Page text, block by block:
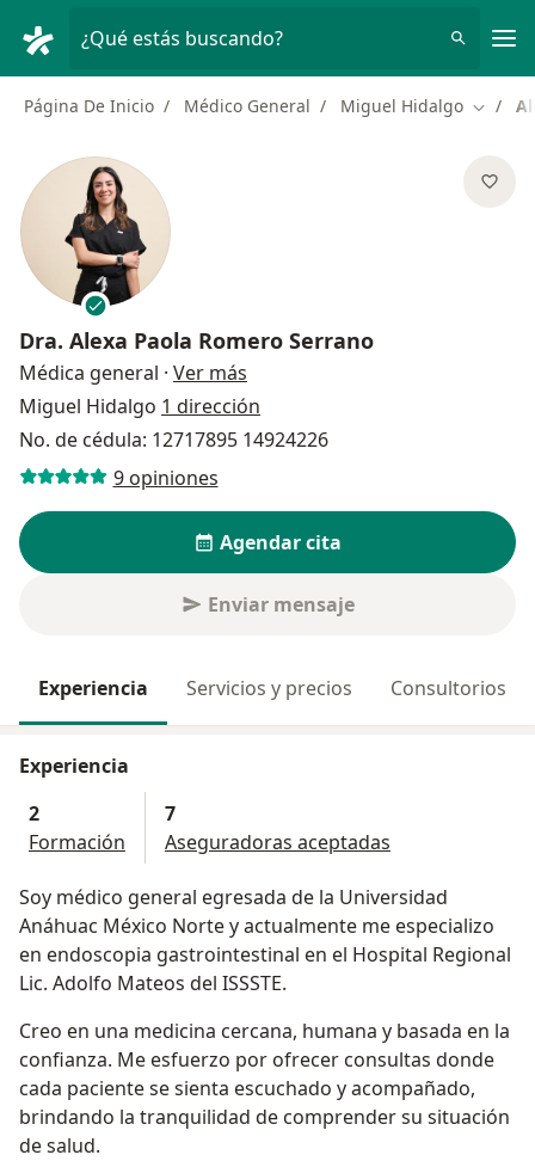
¿Qué estás buscando?
Página De Inicio Médico General Miguel Hidalgo
Dra. Alexa Paola Romero Serrano
Médica general · Ver más
Miguel Hidalgo 1 dirección
No. de cédula: 12717895 14924226
9 opiniones
Agendar cita
Enviar mensaje
Experiencia Servicios y precios Consultorios
Experiencia
2
Formación
7
Aseguradoras aceptadas
Soy médico general egresada de la Universidad
Anáhuac México Norte y actualmente me especializo
en endoscopia gastrointestinal en el Hospital Regional
Lic. Adolfo Mateos del ISSSTE.
Creo en una medicina cercana, humana y basada en la
confianza. Me esfuerzo por ofrecer consultas donde
cada paciente se sienta escuchado y acompañado,
brindando la tranquilidad de comprender su situación
de salud.